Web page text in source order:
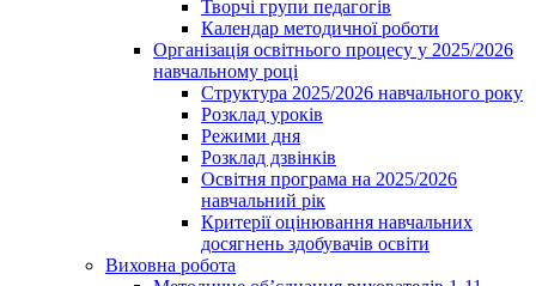
Творчі групи педагогів
Календар методичної роботи
Організація освітнього процесу у 2025/2026
навчальному році
Структура 2025/2026 навчального року
Розклад уроків
Режими дня
Розклад дзвінків
Освітня програма на 2025/2026
навчальний рік
Критерії оцінювання навчальних
досягнень здобувачів освіти
Виховна робота